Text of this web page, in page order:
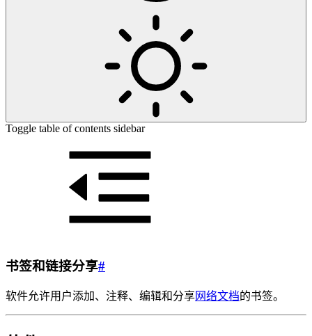
Toggle table of contents sidebar
书签和链接分享#
软件允许用户添加、注释、编辑和分享网络文档的书签。